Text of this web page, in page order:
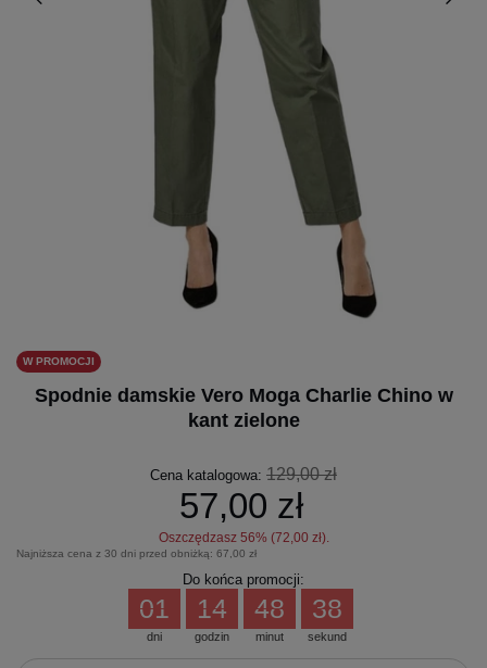
W PROMOCJI
Spodnie damskie Vero Moga Charlie Chino w
kant zielone
Cena katalogowa: 129,00 zł
57,00 zł
Oszczędzasz 56% (72,00 zł).
Najniższa cena z 30 dni przed obniżką: 67,00 zł
Do końca promocji:
dni
01
godzin
14
minut
48
sekund
38